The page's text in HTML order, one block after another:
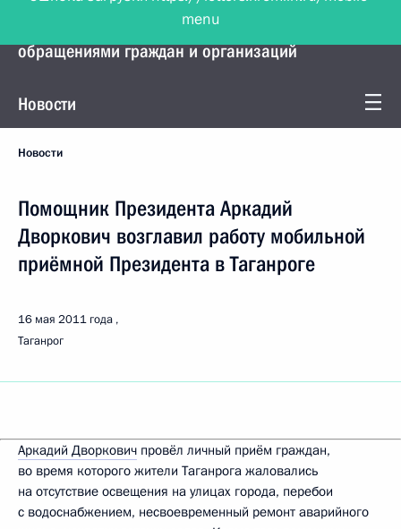
Управление Президента по работе с
обращениями граждан и организаций
Новости
Новости
Помощник Президента Аркадий
Дворкович возглавил работу мобильной
приёмной Президента в Таганроге
16 мая 2011 года
Таганрог
Аркадий Дворкович провёл личный приём граждан,
во время которого жители Таганрога жаловались
на отсутствие освещения на улицах города, перебои
с водоснабжением, несвоевременный ремонт аварийного
menu